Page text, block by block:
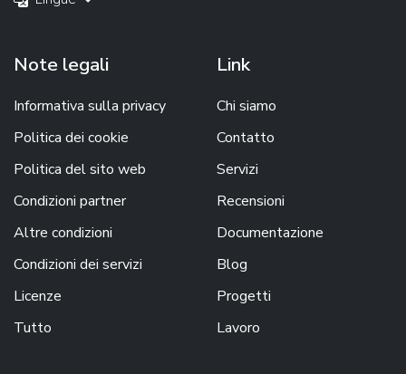
Note legali
Informativa sulla privacy
Politica dei cookie
Politica del sito web
Condizioni partner
Altre condizioni
Condizioni dei servizi
Licenze
Tutto
Link
Chi siamo
Contatto
Servizi
Recensioni
Documentazione
Blog
Progetti
Lavoro